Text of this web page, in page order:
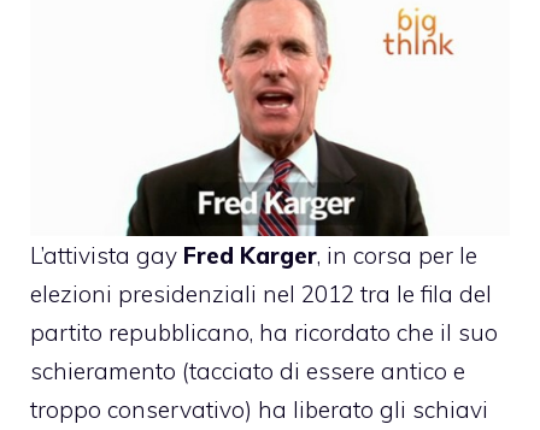
L’attivista gay Fred Karger, in corsa per le
elezioni presidenziali nel 2012 tra le fila del
partito repubblicano, ha ricordato che il suo
schieramento (tacciato di essere antico e
troppo conservativo) ha liberato gli schiavi